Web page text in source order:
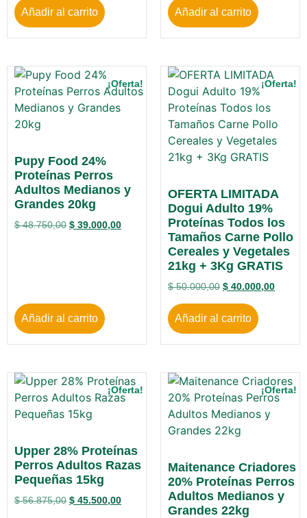
Añadir al carrito Añadir al carrito
¡Oferta!
Pupy Food 24%
Proteínas Perros
Adultos Medianos y
Grandes 20kg
$48.750,00 $ 39.000,00
Añadir al carrito
¡Oferta!
OFERTA LIMITADA
Dogui Adulto 19%
Proteínas Todos los
Tamaños Carne Pollo
Cereales y Vegetales
21kg + 3Kg GRATIS
$50.000,00 $ 40.000,00
Añadir al carrito
¡Oferta!
Upper 28% Proteínas
Perros Adultos Razas
Pequeñas 15kg
$56.875,00 $ 45.500,00
¡Oferta!
Maitenance Criadores
20% Proteínas Perros
Adultos Medianos y
Grandes 22kg